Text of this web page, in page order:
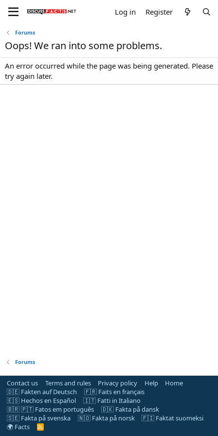
Log in Register
Forums
Oops! We ran into some problems.
An error occurred while the page was being generated. Please
try again later.
Forums
Contact us Terms and rules Privacy policy Help
Home
🇩🇪 Fakten auf Deutsch
🇫🇷 Faits en français
🇪🇸 Hechos en Español
🇮🇹 Fatti in Italiano
🇧🇷 🇵🇹 Fatos em português
🇩🇰 Fakta på dansk
🇸🇪 Fakta på svenska
🇳🇴 Fakta på norsk
🇫🇮 Faktat suomeksi
🌍 Facts
R